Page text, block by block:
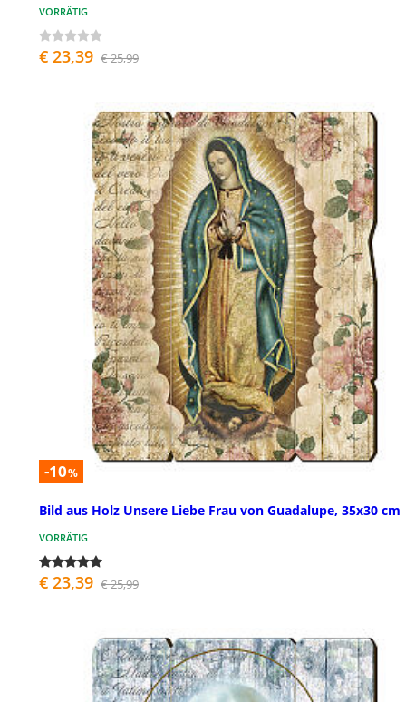
VORRÄTIG
€ 23,39 € 25,99
-10%
Bild aus Holz Unsere Liebe Frau von Guadalupe, 35x30 cm
VORRÄTIG
€ 23,39 € 25,99